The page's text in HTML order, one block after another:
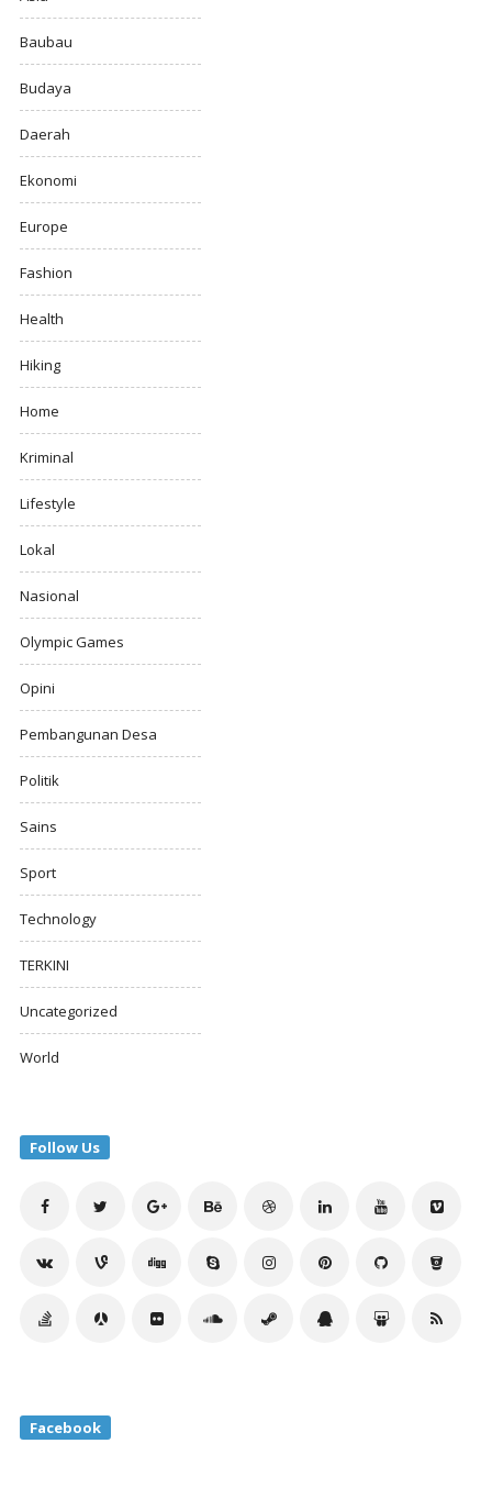
Baubau
Budaya
Daerah
Ekonomi
Europe
Fashion
Health
Hiking
Home
Kriminal
Lifestyle
Lokal
Nasional
Olympic Games
Opini
Pembangunan Desa
Politik
Sains
Sport
Technology
TERKINI
Uncategorized
World
Follow Us
Facebook